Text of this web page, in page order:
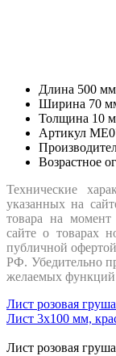
Длина 500 мм
Ширина 70
Толщина 10
Артикул
Возрастное
Технические
указанных на
товара на
сайте о товарах
публичной
РФ. Убедительно
желаемых функций
Лист розовая
Лист 3х100 мм,
Лист розовая